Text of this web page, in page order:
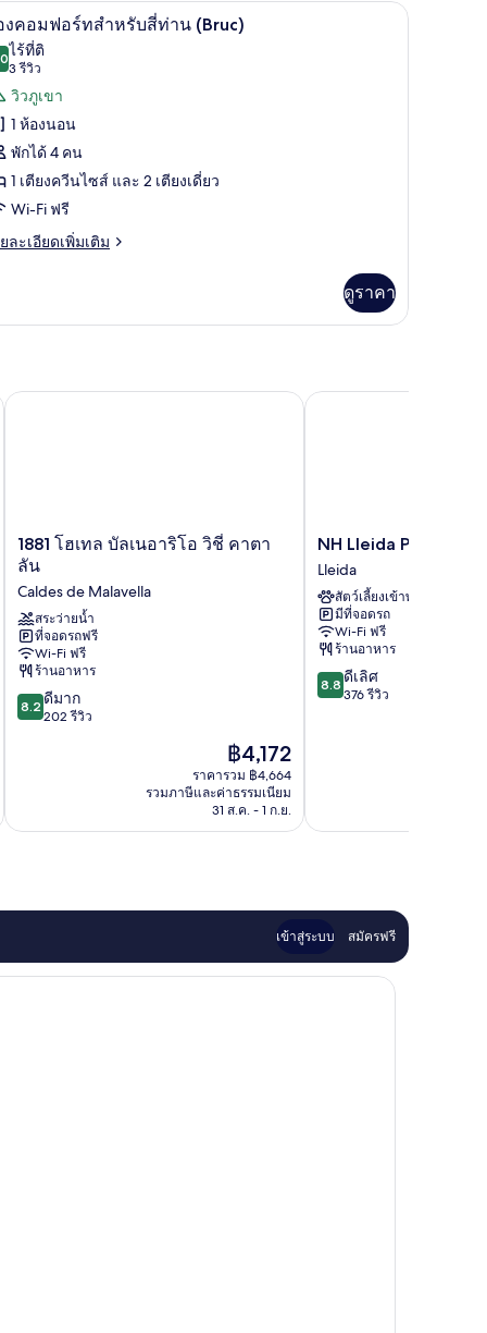
มฟอร์ท
รับ
ถ่าย
หมด
ง
มฟอร์ท
หรับ
ห้องคอมฟอร์ทสำหรับสี่ท่าน (Bruc) | ผ้าม่านกัน
10
งคอมฟอร์ทสำหรับสี่ท่าน (Bruc)
จาก 10
ไร้ที่ติ
3 รีวิว
(3
รีวิว)
วิวภูเขา
1 ห้องนอน
พักได้ 4 คน
1 เตียงควีนไซส์ และ 2 เตียงเดี่ยว
Wi-Fi ฟรี
ละเอียดเพิ่มเติม
รับ
ดูราคา
1881
โฮ
บัล
เนอ
า
ริโอ
วิ
ชี่
คา
1881 โฮเทล บัลเนอาริโอ วิชี่ คาตา
ลัน
Caldes de Malavella
สระว่ายน้ำ
ที่จอดรถฟรี
Wi-Fi ฟรี
ร้านอาหาร
8.2
จาก
8.2 ดีมาก
202 รีวิว
ราคา
ปัจจุบัน
คือ
฿4,172
฿4,172
ราคารวม ฿4,664
รวมภาษีและค่าธรรมเนียม
31 ส.ค. - 1 ก.ย.
1881 โฮเทล บัลเนอาริโอ วิชี่ คาตาลัน
NH
Lleida
Pirineos
Lleida
NH Lleida Pirineos
Lleida
สัตว์เลี้ยงเข้าพักได้
มีที่จอดรถ
Wi-Fi ฟรี
ร้านอาหาร
8.8
จาก
8.8 ดีเลิศ
376 รีวิว
NH Lleida Pirineos
เข้าสู่ระบบ สมัครฟรี